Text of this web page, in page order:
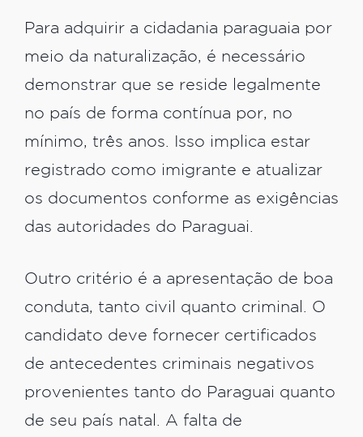
Para adquirir a cidadania paraguaia por
meio da naturalização, é necessário
demonstrar que se reside legalmente
no país de forma contínua por, no
mínimo, três anos. Isso implica estar
registrado como imigrante e atualizar
os documentos conforme as exigências
das autoridades do Paraguai.
Outro critério é a apresentação de boa
conduta, tanto civil quanto criminal. O
candidato deve fornecer certificados
de antecedentes criminais negativos
provenientes tanto do Paraguai quanto
de seu país natal. A falta de